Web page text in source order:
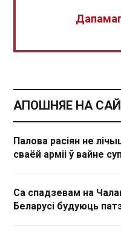
АПОШНЯЕ НА
Палова расіян не
сваёй арміі ў вайне
Са спадзевам на
Беларусі будуюць